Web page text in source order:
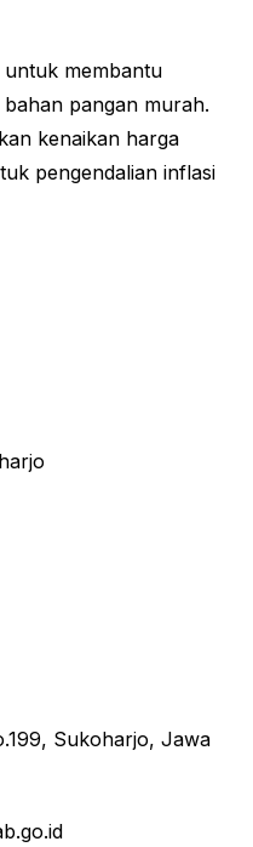
untuk membantu
pangan murah.
kenaikan harga
pengendalian inflasi
Sukoharjo, Jawa